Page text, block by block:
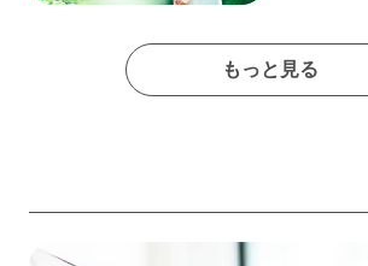
もっと見る